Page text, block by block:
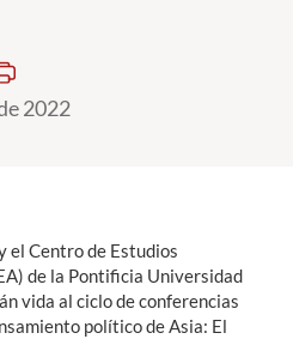
2022
el Centro de Estudios
de la Pontificia Universidad
vida al ciclo de conferencias
político de Asia: El